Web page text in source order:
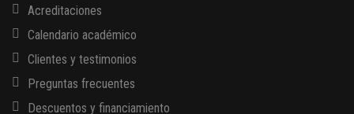
Acreditaciones
Calendario académico
Clientes y testimonios
Preguntas frecuentes
Descuentos y financiamiento